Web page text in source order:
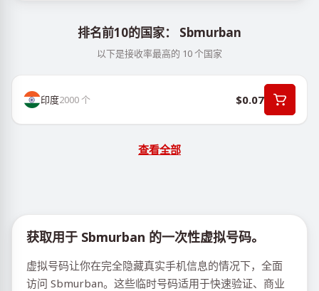
排名前10的国家： Sbmurban
以下是接收率最高的 10 个国家
印度2000个 $0.07
查看全部
获取用于 Sbmurban 的一次性虚拟号码。
虚拟号码让你在完全隐藏真实手机信息的情况下，全面
访问 Sbmurban。这些临时号码适用于快速验证、商业